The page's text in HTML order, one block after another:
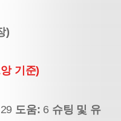
)
기준)
29 도움: 6 슈팅 및 유